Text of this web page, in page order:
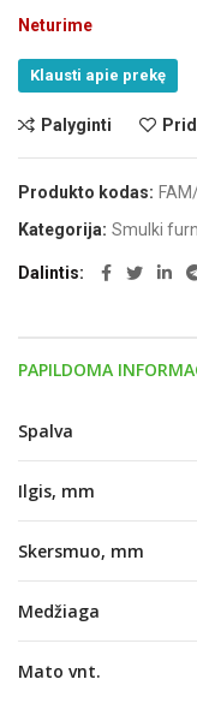
Neturime
Klausti apie prekę
Palyginti
Produkto kodas:
Kategorija: Smulki
Dalintis
PAPILDOMA
Spalva
Ilgis, mm
Skersmuo, mm
Medžiaga
Mato vnt.